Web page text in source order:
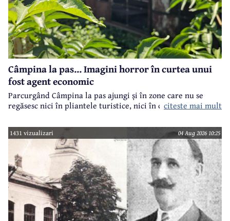
Câmpina la pas... Imagini horror în curtea unui
fost agent economic
Parcurgând Câmpina la pas ajungi și în zone care nu se
regăsesc nici în pliantele turistice, nici în cele.. electorale.
citeste mai mult
1431 vizualizari 04 Aug 2026 10:25